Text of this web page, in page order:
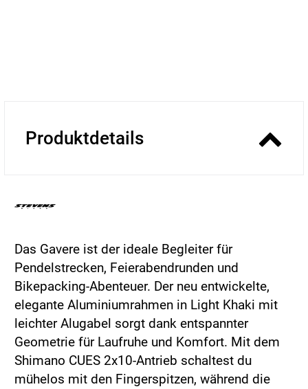
Produktdetails
Das Gavere ist der ideale Begleiter für
Pendelstrecken, Feierabendrunden und
Bikepacking-Abenteuer. Der neu entwickelte,
elegante Aluminiumrahmen in Light Khaki mit
leichter Alugabel sorgt dank entspannter
Geometrie für Laufruhe und Komfort. Mit dem
Shimano CUES 2x10-Antrieb schaltest du
mühelos mit den Fingerspitzen, während die